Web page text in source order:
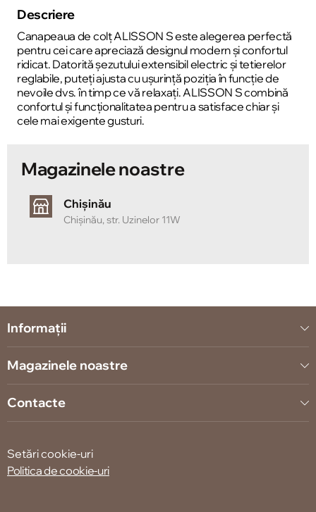
Descriere
Canapeaua de colț ALISSON S este alegerea perfectă
pentru cei care apreciază designul modern și confortul
ridicat. Datorită șezutului extensibil electric și tetierelor
reglabile, puteți ajusta cu ușurință poziția în funcție de
nevoile dvs. în timp ce vă relaxați. ALISSON S combină
confortul și funcționalitatea pentru a satisface chiar și
cele mai exigente gusturi.
Magazinele noastre
Chișinău
Chișinău, str. Uzinelor 11W
Informații
Magazinele noastre
Contacte
Setări cookie-uri
Politica de cookie-uri